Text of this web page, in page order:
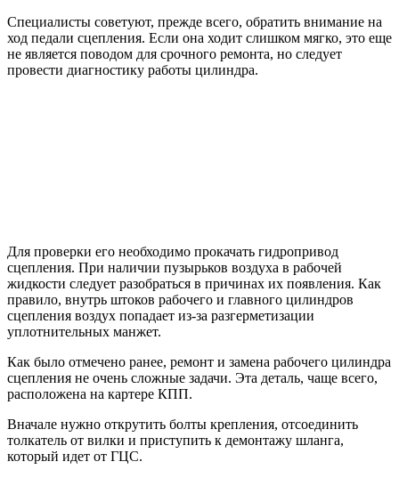
Специалисты советуют, прежде всего, обратить внимание на
ход педали сцепления. Если она ходит слишком мягко, это еще
не является поводом для срочного ремонта, но следует
провести диагностику работы цилиндра.
Для проверки его необходимо прокачать гидропривод
сцепления. При наличии пузырьков воздуха в рабочей
жидкости следует разобраться в причинах их появления. Как
правило, внутрь штоков рабочего и главного цилиндров
сцепления воздух попадает из-за разгерметизации
уплотнительных манжет.
Как было отмечено ранее, ремонт и замена рабочего цилиндра
сцепления не очень сложные задачи. Эта деталь, чаще всего,
расположена на картере КПП.
Вначале нужно открутить болты крепления, отсоединить
толкатель от вилки и приступить к демонтажу шланга,
который идет от ГЦС.